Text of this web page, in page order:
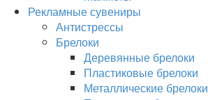
Рекламные сувениры
Антистрессы
Брелоки
Деревянные брелоки
Пластиковые брелоки
Металлические брелоки